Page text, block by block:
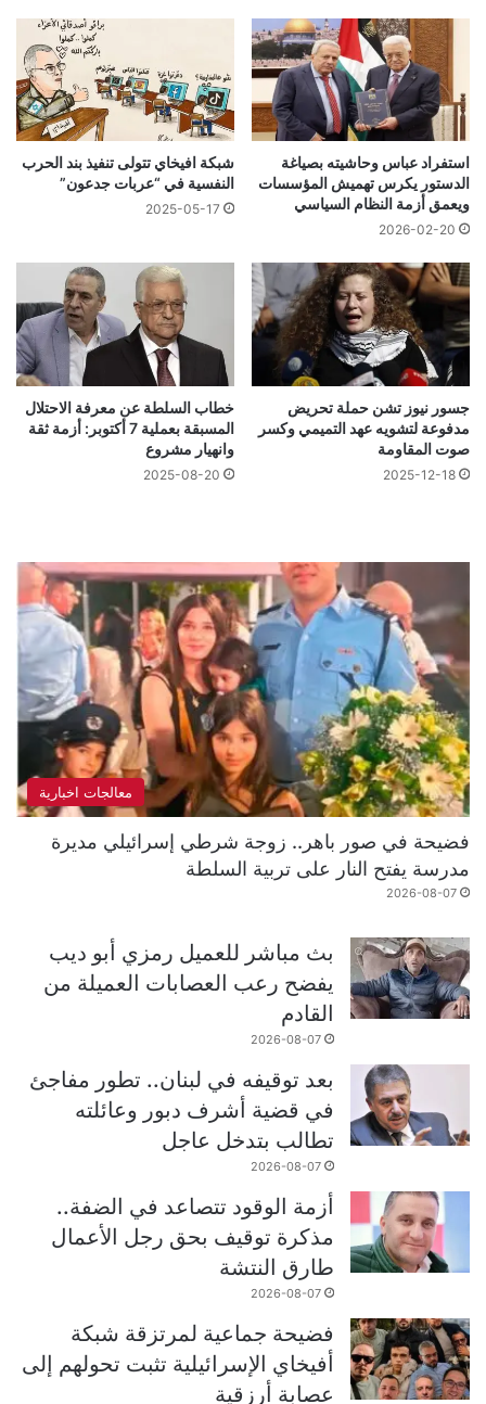
استفراد عباس وحاشيته بصياغة
الدستور يكرس تهميش المؤسسات
ويعمق أزمة النظام السياسي
2026-02-20
شبكة افيخاي تتولى تنفيذ بند الحرب
النفسية في “عربات جدعون”
2025-05-17
جسور نيوز تشن حملة تحريض
مدفوعة لتشويه عهد التميمي وكسر
صوت المقاومة
2025-12-18
خطاب السلطة عن معرفة الاحتلال
المسبقة بعملية 7 أكتوبر: أزمة ثقة
وانهيار مشروع
2025-08-20
معالجات اخبارية
فضيحة في صور باهر.. زوجة شرطي إسرائيلي مديرة
مدرسة يفتح النار على تربية السلطة
2026-08-07
بث مباشر للعميل رمزي أبو ديب
يفضح رعب العصابات العميلة من
القادم
2026-08-07
بعد توقيفه في لبنان.. تطور مفاجئ
في قضية أشرف دبور وعائلته
تطالب بتدخل عاجل
2026-08-07
أزمة الوقود تتصاعد في الضفة..
مذكرة توقيف بحق رجل الأعمال
طارق النتشة
2026-08-07
فضيحة جماعية لمرتزقة شبكة
أفيخاي الإسرائيلية تثبت تحولهم إلى
عصابة أرزقية